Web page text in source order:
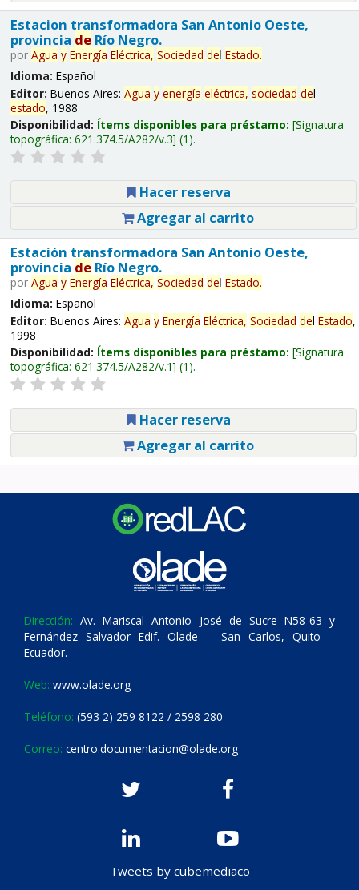
Estacion transformadora San Antonio Oeste,
provincia deRío Negro.
por Agua y Energía Eléctrica, Sociedad del Estado.
Idioma: Español
Editor: Buenos Aires: Agua y energía eléctrica, sociedad del
estado, 1988
Disponibilidad: Ítems disponibles para préstamo: Signatura
topográfica: 621.374.5/A282/v.3 (1).
Hacer reserva
Agregar al carrito
Estación transformadora San Antonio Oeste,
provincia deRío Negro.
por Agua y Energía Eléctrica, Sociedad del Estado.
Idioma: Español
Editor: Buenos Aires: Agua y Energía Eléctrica, Sociedad del Estado,
1998
Disponibilidad: Ítems disponibles para préstamo: Signatura
topográfica: 621.374.5/A282/v.1 (1).
Hacer reserva
Agregar al carrito
Dirección: Av. Mariscal Antonio José de Sucre N58-63 y
Fernández Salvador Edif. Olade – San Carlos, Quito –
Ecuador.
Web: www.olade.org
Teléfono: (593 2) 259 8122 / 2598 280
Correo: centro.documentacion@olade.org
Tweets by cubemediaco